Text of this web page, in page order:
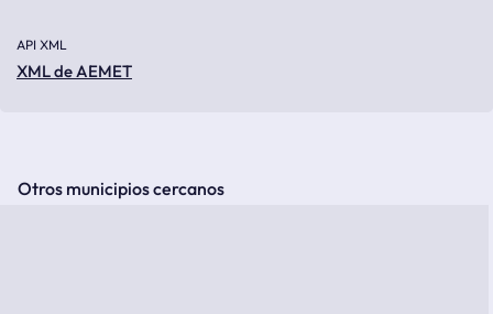
API XML
XML de AEMET
Otros municipios cercanos